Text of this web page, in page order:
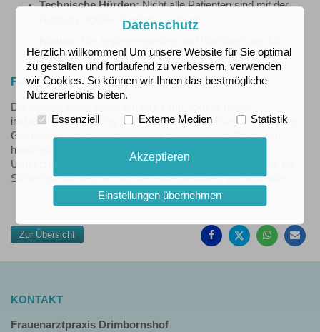
Technische Hürden:Nicht alle Patienten sind mit der
Nutzung digitaler Systeme vertraut.
Arztpraxen mit erheblichen Kosten verbunden sein.
Fazit
Die elektronische Patientenakte kann Vorteile bieten,
insbesondere in Bezug auf die Zugänglichkeit und Effizienz im
Gesundheitswesen. Dennoch ist es wichtig, die Bedenken
hinsichtlich des Datenschutzes und der technischen
Umsetzung ernst zu nehmen und Lösungen zu finden, die die
Sicherheit und den Schutz der Patientendaten gewährleisten.
Zur Übersicht
teilen teilen teilen
KONTAKT
Frauenarztpraxis Drimbornshof
Datenschutz
Herzlich willkommen! Um unsere Website für Sie optimal
zu gestalten und fortlaufend zu verbessern, verwenden
wir Cookies. So können wir Ihnen das bestmögliche
Nutzererlebnis bieten.
Essenziell Externe Medien Statistik
Akzeptieren
Einstellungen übernehmen